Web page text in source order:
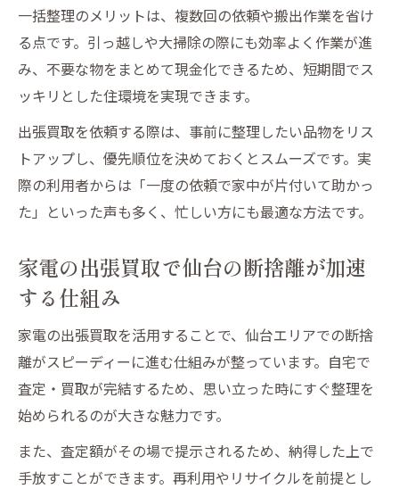
一括整理のメリットは、複数回の依頼や搬出作業を省け
る点です。引っ越しや大掃除の際にも効率よく作業が進
み、不要な物をまとめて現金化できるため、短期間でス
ッキリとした住環境を実現できます。
出張買取を依頼する際は、事前に整理したい品物をリス
トアップし、優先順位を決めておくとスムーズです。実
際の利用者からは「一度の依頼で家中が片付いて助かっ
た」といった声も多く、忙しい方にも最適な方法です。
家電の出張買取で仙台の断捨離が加速
する仕組み
家電の出張買取を活用することで、仙台エリアでの断捨
離がスピーディーに進む仕組みが整っています。自宅で
査定・買取が完結するため、思い立った時にすぐ整理を
始められるのが大きな魅力です。
また、査定額がその場で提示されるため、納得した上で
手放すことができます。再利用やリサイクルを前提とし